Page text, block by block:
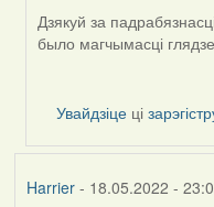
In
reply
nataly.d
Дзякуй за
было магчымасці
Увайдзіце ці
Harrier- 18.05.2022 -